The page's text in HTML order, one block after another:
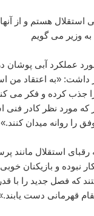
هستم و از
وزیر می گویم
عملکرد آبی
داشت: «به اعتقاد من
جذب کرده و فکر می کنم
که مورد نظر کادر
را روانه میدان کنند.»
رقبای استقلال مانند
نبوده و بازیکنان
که فصل جدید را با
مقام قهرمانی دست